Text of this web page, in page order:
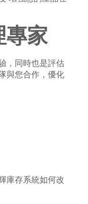
專家
，同時也是評估
與您合作，優化
庫存系統如何改